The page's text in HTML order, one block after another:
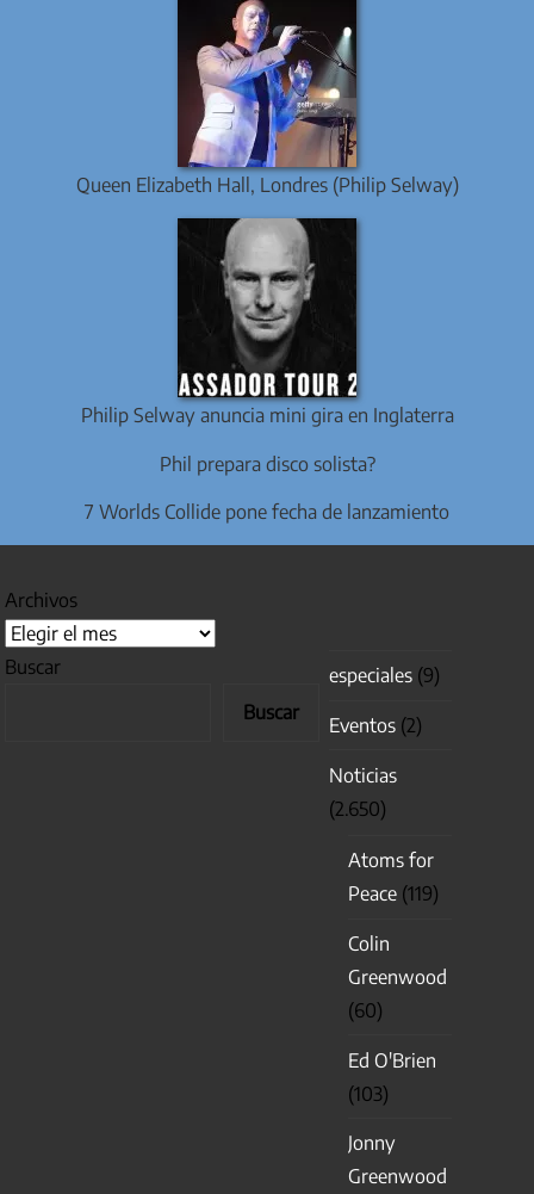
Queen Elizabeth Hall, Londres (Philip Selway)
Philip Selway anuncia mini gira en Inglaterra
Phil prepara disco solista?
7 Worlds Collide pone fecha de lanzamiento
Archivos
Buscar
Buscar
especiales (9)
Eventos (2)
Noticias
(2.650)
Atoms for
Peace (119)
Colin
Greenwood
(60)
Ed O'Brien
(103)
Jonny
Greenwood